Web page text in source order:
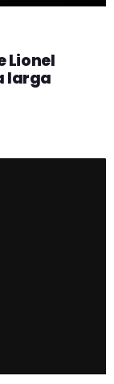
Lionel
larga